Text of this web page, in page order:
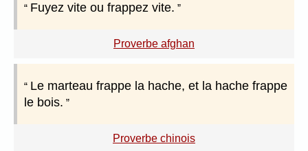
Fuyez vite ou frappez vite.
Proverbe afghan
Le marteau frappe la hache, et la hache frappe
le bois.
Proverbe chinois